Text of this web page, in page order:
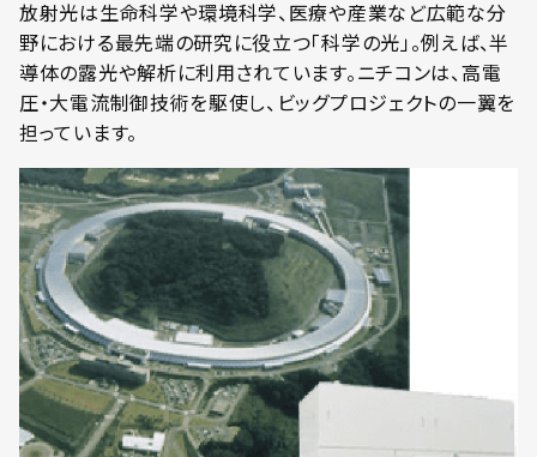
放射光は生命科学や環境科学、医療や産業など広範な分
野における最先端の研究に役立つ「科学の光」。例えば、半
導体の露光や解析に利用されています。ニチコンは、高電
圧・大電流制御技術を駆使し、ビッグプロジェクトの一翼を
担っています。